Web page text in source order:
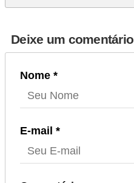
Deixe um comentário
Nome *
E-mail *